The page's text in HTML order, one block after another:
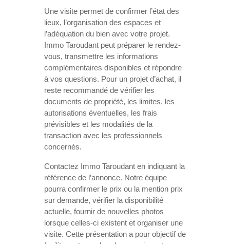
Une visite permet de confirmer l’état des
lieux, l’organisation des espaces et
l’adéquation du bien avec votre projet.
Immo Taroudant peut préparer le rendez-
vous, transmettre les informations
complémentaires disponibles et répondre
à vos questions. Pour un projet d’achat, il
reste recommandé de vérifier les
documents de propriété, les limites, les
autorisations éventuelles, les frais
prévisibles et les modalités de la
transaction avec les professionnels
concernés.
Contactez Immo Taroudant en indiquant la
référence de l’annonce. Notre équipe
pourra confirmer le prix ou la mention prix
sur demande, vérifier la disponibilité
actuelle, fournir de nouvelles photos
lorsque celles-ci existent et organiser une
visite. Cette présentation a pour objectif de